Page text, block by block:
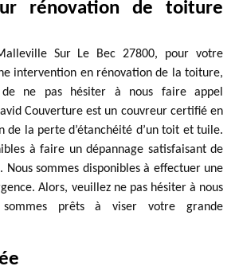
rénovation de toiture
Sur Le Bec 27800, pour votre
intervention en rénovation de la toiture,
de ne pas hésiter à nous faire appel
Couverture est un couvreur certifié en
de la perte d’étanchéité d’un toit et tuile.
à faire un dépannage satisfaisant de
sommes disponibles à effectuer une
Alors, veuillez ne pas hésiter à nous
prêts à viser votre grande